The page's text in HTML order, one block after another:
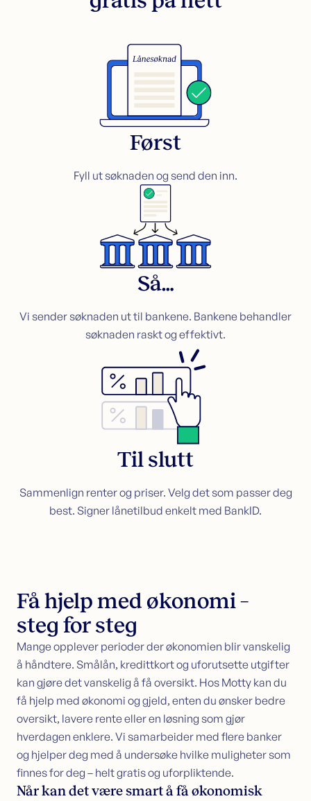
Samle dyre lån i boligen
Kundeservice
Bankordlisten
Først
Fyll ut søknaden og send den inn.
Så…
Vi sender søknaden ut til bankene. Bankene behandler
søknaden raskt og effektivt.
Til slutt
Sammenlign renter og priser. Velg det som passer deg
best. Signer lånetilbud enkelt med BankID.
Få hjelp med økonomi –
steg for steg
Mange opplever perioder der økonomien blir vanskelig
å håndtere. Smålån, kredittkort og uforutsette utgifter
kan gjøre det vanskelig å få oversikt. Hos Motty kan du
få hjelp med økonomi og gjeld, enten du ønsker bedre
oversikt, lavere rente eller en løsning som gjør
hverdagen enklere. Vi samarbeider med flere banker
og hjelper deg med å undersøke hvilke muligheter som
finnes for deg – helt gratis og uforpliktende.
Når kan det være smart å få økonomisk